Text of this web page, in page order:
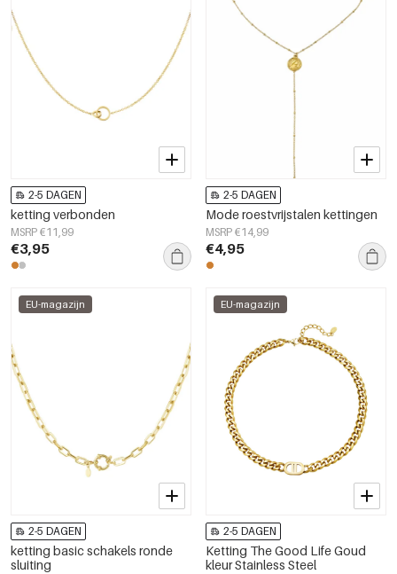
2-5 DAGEN
ketting verbonden
MSRP €11,99
€3,95
2-5 DAGEN
Mode roestvrijstalen kettingen
MSRP €14,99
€4,95
EU-magazijn
2-5 DAGEN
ketting basic schakels ronde
sluiting
EU-magazijn
2-5 DAGEN
Ketting The Good Life Goud
kleur Stainless Steel